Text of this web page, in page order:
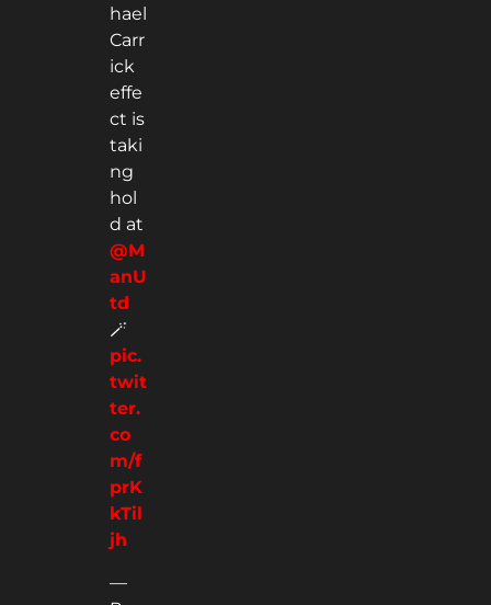
hael
Carr
ick
effe
ct is
taki
ng
hol
d at
@M
anU
td
🪄
pic.
twit
ter.
co
m/f
prK
kTil
jh
—